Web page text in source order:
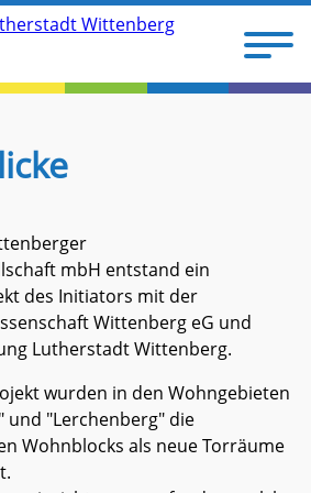
mbH entstand ein
des Initiators mit der
Wittenberg eG und
Lutherstadt Wittenberg.
wurden in den Wohngebieten
und "Lerchenberg" die
Wohnblocks als neue Torräume